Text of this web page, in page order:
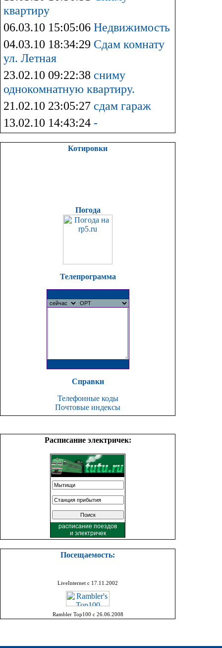
квартиру
06.03.10 15:05:06 Недвижимость
04.03.10 18:34:29 Сдам комнату
ул. Летная
23.02.10 09:22:38 сниму
однокомнатную квартиру.
21.02.10 23:05:27 сдам гараж
13.02.10 14:43:24 -
Котировки
Погода
Телепрограмма
Справки
Телефонные коды
Почтовые индексы
Расписание электричек:
расписание поездов
и электричек
Посещаемость:
LiveInternet с 17.11.2002
Rambler Top100 с 26.06.2008